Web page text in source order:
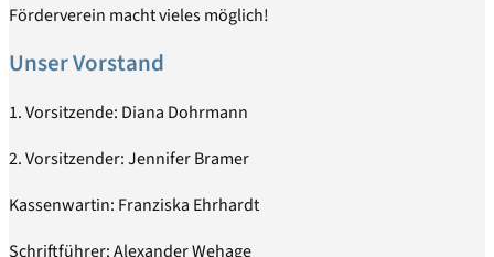
Förderverein macht vieles möglich!
Unser Vorstand
1. Vorsitzende: Diana Dohrmann
2. Vorsitzender: Jennifer Bramer
Kassenwartin: Franziska Ehrhardt
Schriftführer: Alexander Wehage